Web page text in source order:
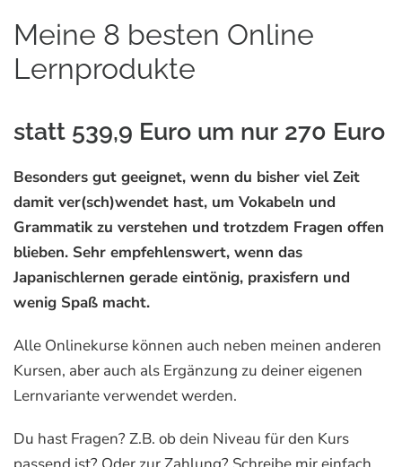
Meine 8 besten Online
Lernprodukte
statt 539,9 Euro um nur 270 Euro
Besonders gut geeignet, wenn du bisher viel Zeit
damit ver(sch)wendet hast, um Vokabeln und
Grammatik zu verstehen und trotzdem Fragen offen
blieben. Sehr empfehlenswert, wenn das
Japanischlernen gerade eintönig, praxisfern und
wenig Spaß macht.
Alle Onlinekurse können auch neben meinen anderen
Kursen, aber auch als Ergänzung zu deiner eigenen
Lernvariante verwendet werden.
Du hast Fragen? Z.B. ob dein Niveau für den Kurs